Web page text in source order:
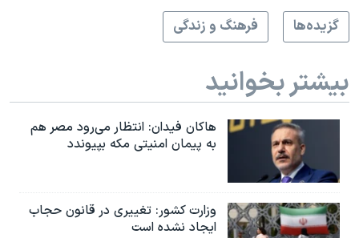
گزيده‌ها
فرهنگ و زندگی
بیشتر بخوانید
هاکان فیدان: انتظار می‌رود مصر هم
به پیمان امنیتی مکه بپیوندد
وزارت کشور: تغییری در قانون حجاب
ایجاد نشده است